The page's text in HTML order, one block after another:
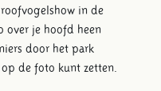
roofvogelshow in de
over je hoofd heen
door het park
de foto kunt zetten.